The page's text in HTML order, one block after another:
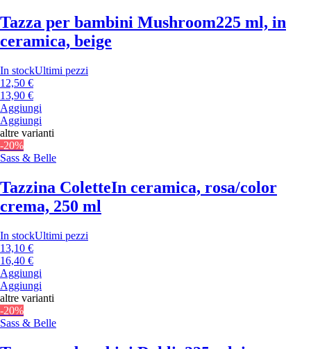
Tazza per bambini Mushroom225 ml, in
ceramica, beige
In stockUltimi pezzi
12,50 €
13,90 €
Aggiungi
Aggiungi
altre varianti
-20%
Sass & Belle
Tazzina ColetteIn ceramica, rosa/color
crema, 250 ml
In stockUltimi pezzi
13,10 €
16,40 €
Aggiungi
Aggiungi
altre varianti
-20%
Sass & Belle